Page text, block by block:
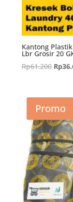
Kantong
Lbr Grosir 20
Rp61.200 Harga
Rp
Promo